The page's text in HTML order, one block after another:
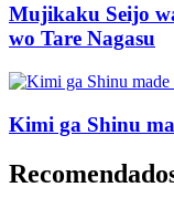
Mujikaku Seijo
wo Tare Nagasu
Kimi ga Shinu